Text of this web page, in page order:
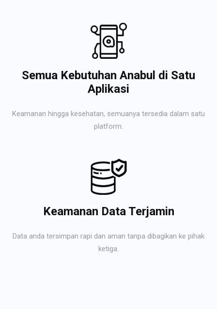
Semua Kebutuhan Anabul di Satu
Aplikasi
Keamanan hingga kesehatan, semuanya tersedia dalam satu
platform.
Keamanan Data Terjamin
Data anda tersimpan rapi dan aman tanpa dibagikan ke pihak
ketiga.